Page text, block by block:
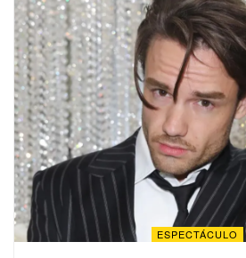
ESPECTÁCULO